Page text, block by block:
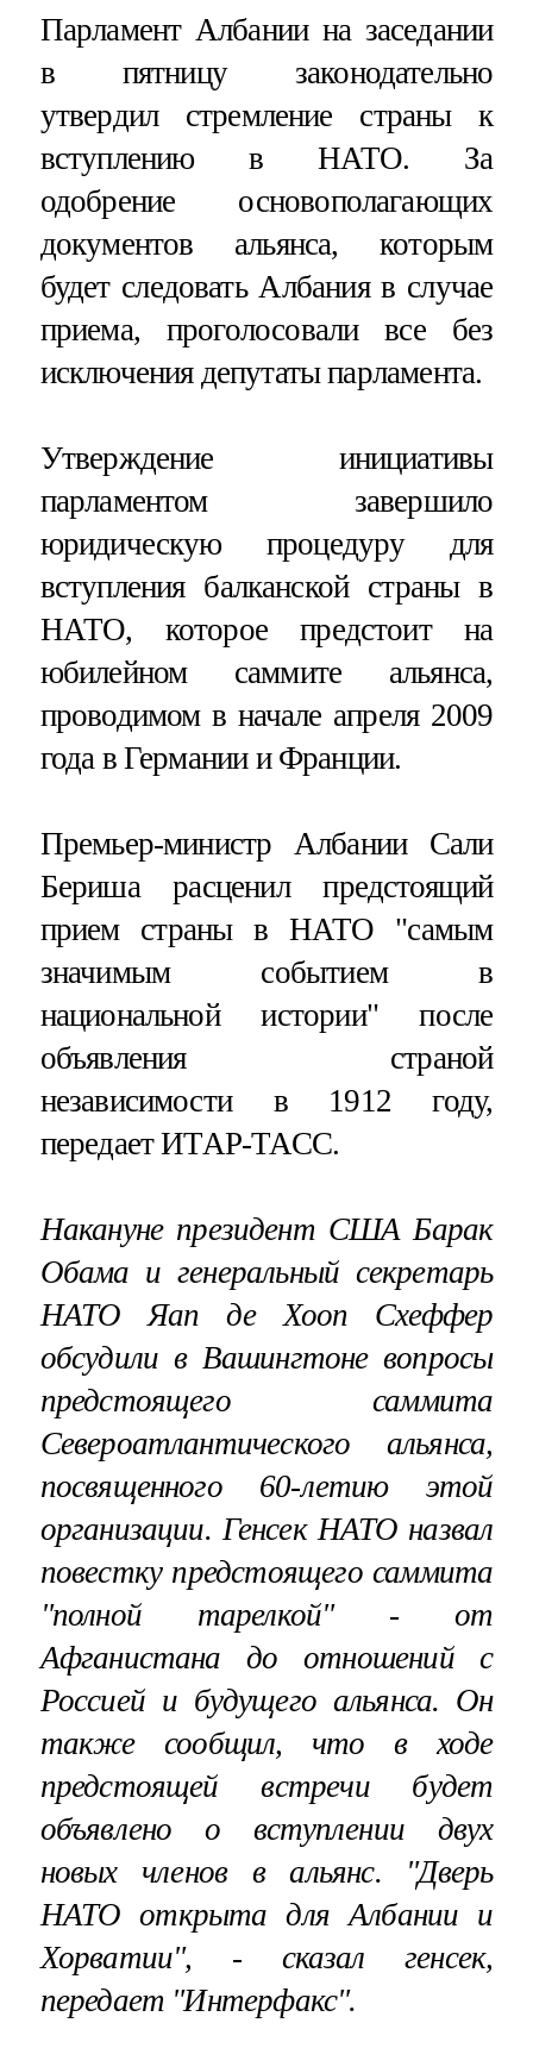
Парламент Албании на заседании
в пятницу законодательно
утвердил стремление страны к
вступлению в НАТО. За
одобрение основополагающих
документов альянса, которым
будет следовать Албания в случае
приема, проголосовали все без
исключения депутаты парламента.
Утверждение инициативы
парламентом завершило
юридическую процедуру для
вступления балканской страны в
НАТО, которое предстоит на
юбилейном саммите альянса,
проводимом в начале апреля 2009
года в Германии и Франции.
Премьер-министр Албании Сали
Бериша расценил предстоящий
прием страны в НАТО "самым
значимым событием в
национальной истории" после
объявления страной
независимости в 1912 году,
передает ИТАР-ТАСС.
Накануне президент США Барак
Обама и генеральный секретарь
НАТО Яап де Хооп Схеффер
обсудили в Вашингтоне вопросы
предстоящего саммита
Североатлантического альянса,
посвященного 60-летию этой
организации. Генсек НАТО назвал
повестку предстоящего саммита
"полной тарелкой" - от
Афганистана до отношений с
Россией и будущего альянса. Он
также сообщил, что в ходе
предстоящей встречи будет
объявлено о вступлении двух
новых членов в альянс. "Дверь
НАТО открыта для Албании и
Хорватии", - сказал генсек,
передает "Интерфакс".